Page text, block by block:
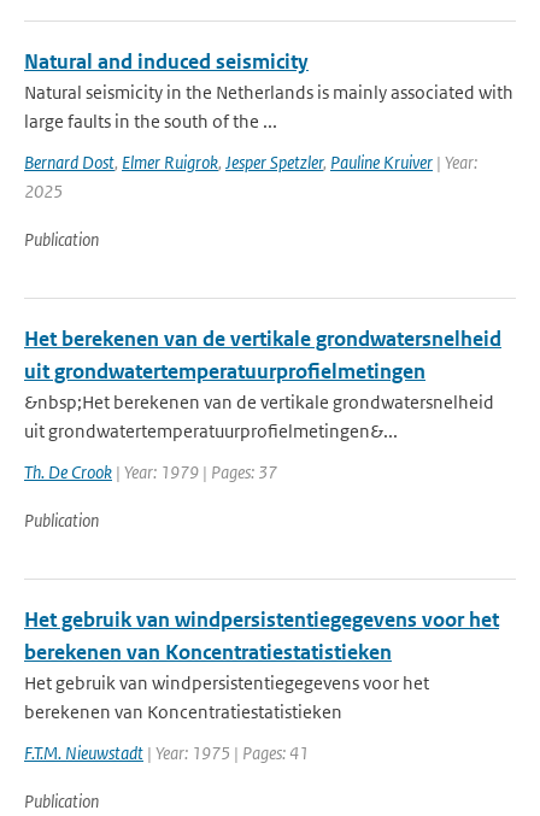
Natural and induced seismicity
Natural seismicity in the Netherlands is mainly associated with
large faults in the south of the ...
Bernard Dost, Elmer Ruigrok, Jesper Spetzler, Pauline Kruiver | Year:
2025
Publication
Het berekenen van de vertikale grondwatersnelheid
uit grondwatertemperatuurprofielmetingen
&nbsp;Het berekenen van de vertikale grondwatersnelheid
uit grondwatertemperatuurprofielmetingen&...
Th. De Crook | Year: 1979 | Pages: 37
Publication
Het gebruik van windpersistentiegegevens voor het
berekenen van Koncentratiestatistieken
Het gebruik van windpersistentiegegevens voor het
berekenen van Koncentratiestatistieken
F.T.M. Nieuwstadt | Year: 1975 | Pages: 41
Publication